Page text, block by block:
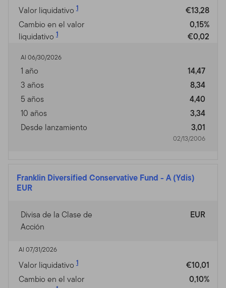
Valor liquidativo 1
€13,28
Cambio en el valor
liquidativo 1
0,15%
€0,02
Al 06/30/2026
1 año
14,47
3 años
8,34
5 años
4,40
10 años
3,34
Desde lanzamiento
3,01
02/13/2006
Franklin Diversified Conservative Fund - A (Ydis)
EUR
Divisa de la Clase de
Acción
EUR
Al 07/31/2026
Valor liquidativo 1
€10,01
Cambio en el valor
0,10%